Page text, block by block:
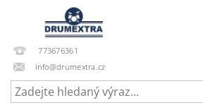
773676361
info@drumextra.cz